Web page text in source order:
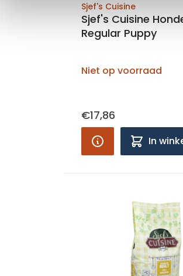
Sjef's Cuisine
Sjef's Cuisine
Regular Puppy
Niet op voorraad
€17,86
In